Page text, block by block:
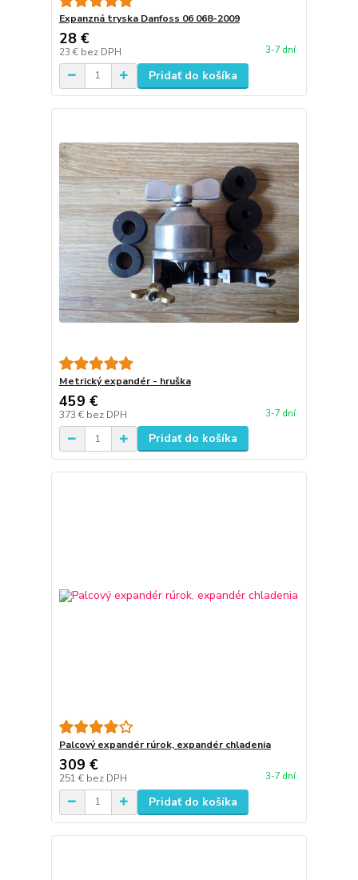
Expanzná tryska Danfoss 06 068-2009
28 €
23 € bez DPH 3-7 dní
Pridať do košíka
Metrický expandér - hruška
459 €
373 € bez DPH 3-7 dní
Pridať do košíka
Palcový expandér rúrok, expandér chladenia
309 €
251 € bez DPH 3-7 dní
Pridať do košíka